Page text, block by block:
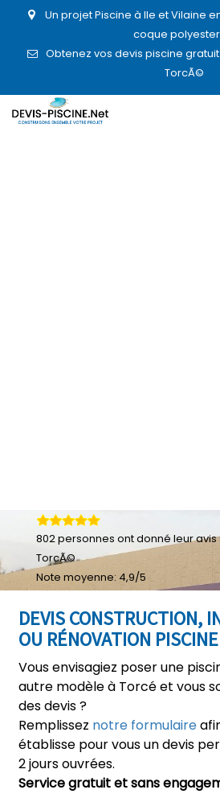
Un projet Piscine à Ile et Vilaine
coque
Obtenez vos devis piscine
TorcÃ©
DEVIS CONSTRUCTION,
OU RÉNOVATION
Vous envisagiez poser une
autre modèle à Torcé et vous
des devis ?
Remplissez notre formulaire
établisse pour vous un devis
2 jours ouvrées.
Service gratuit et sans
802personnes ont donné leuravis
TorcÃ©
Note moyenne: 4,9/5